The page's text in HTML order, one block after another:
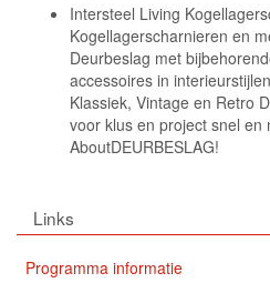
Intersteel Living
Kogellagerscharnieren en
Deurbeslag met
accessoires in
Klassiek, Vintage en Retro
voor klus en project snel en
AboutDEURBESLAG!
Links
Programma informatie